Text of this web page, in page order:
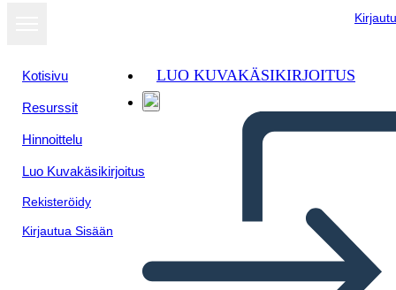
Kotisivu
Resurssit
Hinnoittelu
Luo Kuvakäsikirjoitus
Rekisteröidy
Kirjautua Sisään
LUO KUVAKÄSIKIRJOITUS
Näytä
diaesityksenä